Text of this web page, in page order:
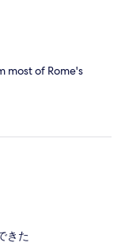
most of Rome's
きた